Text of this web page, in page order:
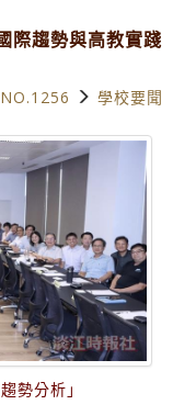
際趨勢與高教實踐
NO.1256 學校要聞
勢分析」